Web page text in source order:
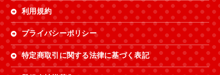
利用規約
プライバシーポリシー
特定商取引に関する法律に基づく表記